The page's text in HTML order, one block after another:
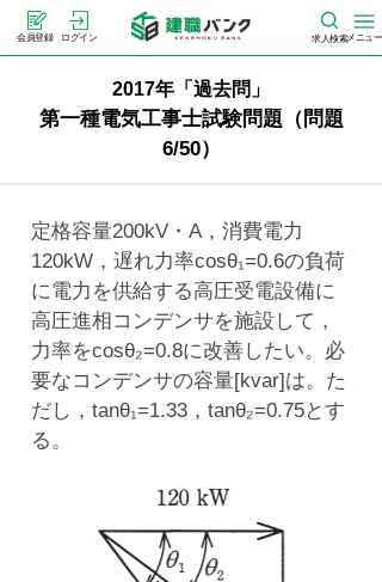
会員登録 ログイン 求人検索メニュー
2017年「過去問」
第一種電気工事士試験問題（問題
6/50）
定格容量200kV・A，消費電力
120kW，遅れ力率cosθ₁=0.6の負荷
に電力を供給する高圧受電設備に
高圧進相コンデンサを施設して，
力率をcosθ₂=0.8に改善したい。必
要なコンデンサの容量[kvar]は。た
だし，tanθ₁=1.33，tanθ₂=0.75とす
る。